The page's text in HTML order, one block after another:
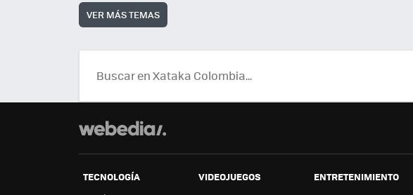
VER MÁS TEMAS
TECNOLOGÍA
VIDEOJUEGOS
ENTRETENIMIENTO